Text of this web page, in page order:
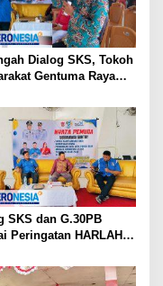
Dialog SKS, Tokoh
Gentuma Raya
Remaja yang Masih
SKS dan G.30PB
Peringatan HARLAH